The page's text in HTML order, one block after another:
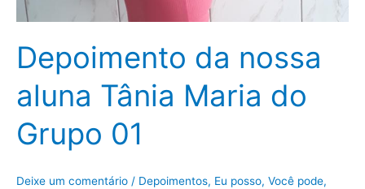
Depoimento da nossa
aluna Tânia Maria do
Grupo 01
Deixe um comentário / Depoimentos, Eu posso, Você pode,